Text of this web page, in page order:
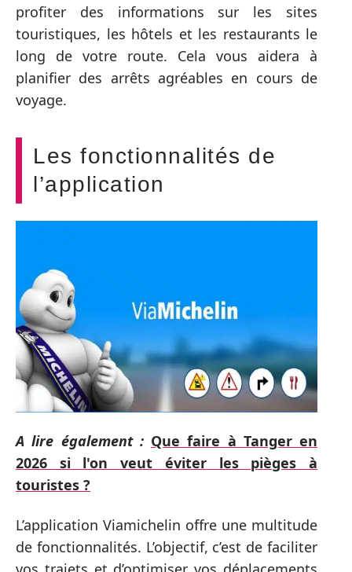
profiter des informations sur les sites
touristiques, les hôtels et les restaurants le
long de votre route. Cela vous aidera à
planifier des arrêts agréables en cours de
voyage.
Les fonctionnalités de
l’application
A lire également : Que faire à Tanger en
2026 si l'on veut éviter les pièges à
touristes ?
L’application Viamichelin offre une multitude
de fonctionnalités. L’objectif, c’est de faciliter